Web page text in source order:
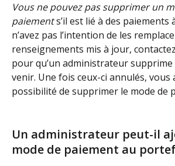
Vous ne pouvez pas supprimer un
paiement s’il est lié à des paiements
n’avez pas l’intention de les
renseignements mis à jour,
pour qu’un administrateur supprime
venir. Une fois ceux-ci annulés, vous
possibilité de supprimer le mode de
Un administrateur peut-il
mode de paiement au